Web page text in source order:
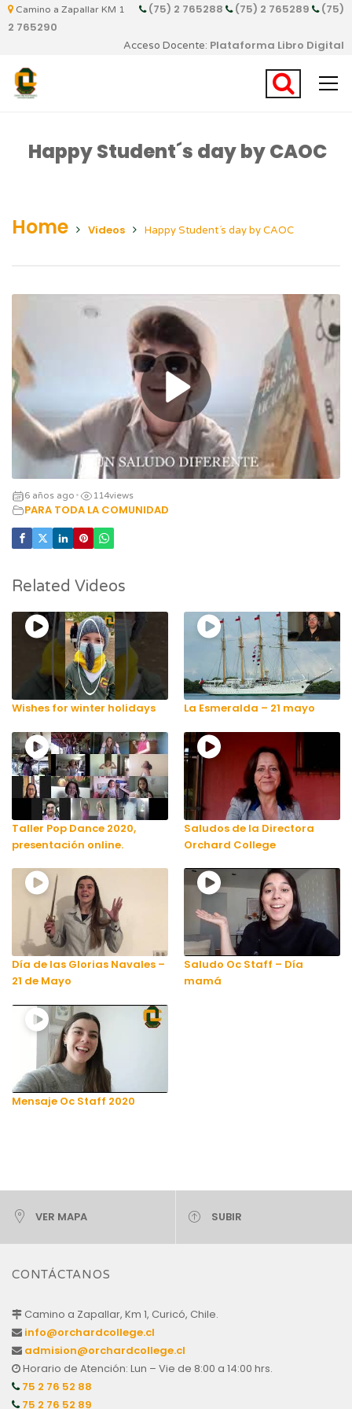
Camino a Zapallar KM 1 (75) 2 765288 (75) 2 765289
(75)
2 765290
Acceso Docente: Plataforma Libro Digital
Happy Student´s day by CAOC
Home Videos Happy Student´s day by CAOC
6 años ago • 114views
PARA TODA LA COMUNIDAD
Related Videos
Wishes for winter holidays La Esmeralda – 21 mayo
Taller Pop Dance 2020,
presentación online.
Saludos de la Directora
Orchard College
Día de las Glorias Navales –
21 de Mayo
Saludo Oc Staff – Día
mamá
Mensaje Oc Staff 2020
VER MAPA SUBIR
CONTÁCTANOS
Camino a Zapallar, Km 1, Curicó, Chile.
info@orchardcollege.cl
admision@orchardcollege.cl
Horario de Atención: Lun – Vie de 8:00 a 14:00 hrs.
75 2 76 52 88
75 2 76 52 89